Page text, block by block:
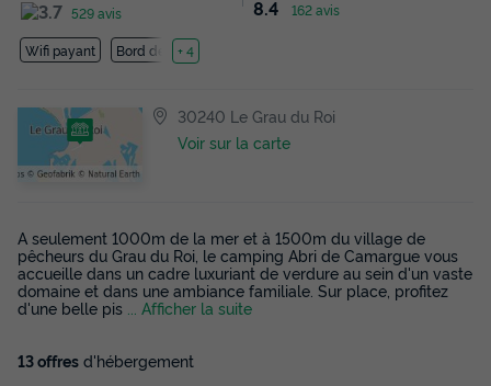
529 avis
8.4 162 avis
Wifi payant Bord de mer
+ 4
30240 Le Grau du Roi
Voir sur la carte
A seulement 1000m de la mer et à 1500m du village de
pêcheurs du Grau du Roi, le camping Abri de Camargue vous
accueille dans un cadre luxuriant de verdure au sein d'un vaste
domaine et dans une ambiance familiale. Sur place, profitez
d'une belle pis
... Afficher la suite
13 offres d'hébergement